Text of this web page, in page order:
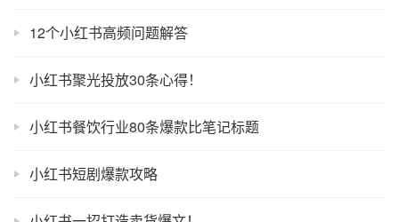
12个小红书高频问题解答
小红书聚光投放30条心得！
小红书餐饮行业80条爆款比笔记标题
小红书短剧爆款攻略